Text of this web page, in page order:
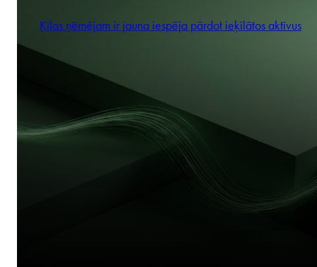
Ķīlas ņēmējam ir jauna iespēja pārdot ieķīlātos aktīvus